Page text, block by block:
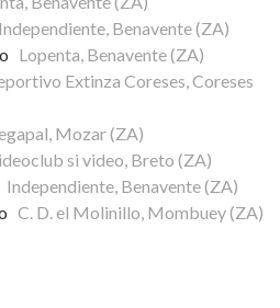
Independiente, Benavente (ZA)
Lopenta, Benavente (ZA)
Extinza Coreses, Coreses
Mozar (ZA)
si video, Breto (ZA)
Independiente, Benavente (ZA)
C. D. el Molinillo, Mombuey (ZA)